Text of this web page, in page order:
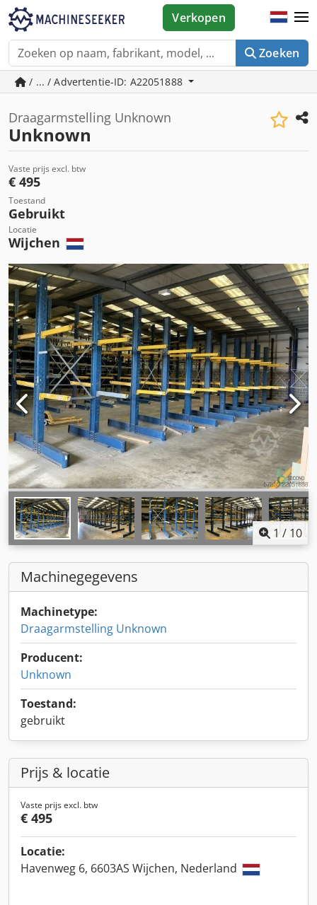
Zoeken
Verkopen
/ ... / Advertentie-ID: A22051888
Draagarmstelling Unknown
Unknown
Vaste prijs excl. btw
€ 495
Toestand
Gebruikt
Locatie
Wijchen
1 / 10
Machinegegevens
Machinetype:
Draagarmstelling Unknown
Producent:
Unknown
Toestand:
gebruikt
Prijs & locatie
Vaste prijs excl. btw
€ 495
Locatie:
Havenweg 6, 6603AS Wijchen, Nederland